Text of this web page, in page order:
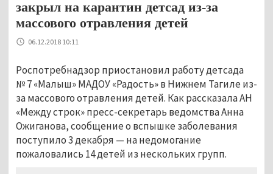
закрыл на карантин детсад из-за
массового отравления детей
06.12.2018 10:11
Роспотребнадзор приостановил работу детсада
№ 7 «Малыш» МАДОУ «Радость» в Нижнем Тагиле из-
за массового отравления детей. Как рассказала АН
«Между строк» пресс-секретарь ведомства Анна
Ожиганова, сообщение о вспышке заболевания
поступило 3 декабря — на недомогание
пожаловались 14 детей из нескольких групп.